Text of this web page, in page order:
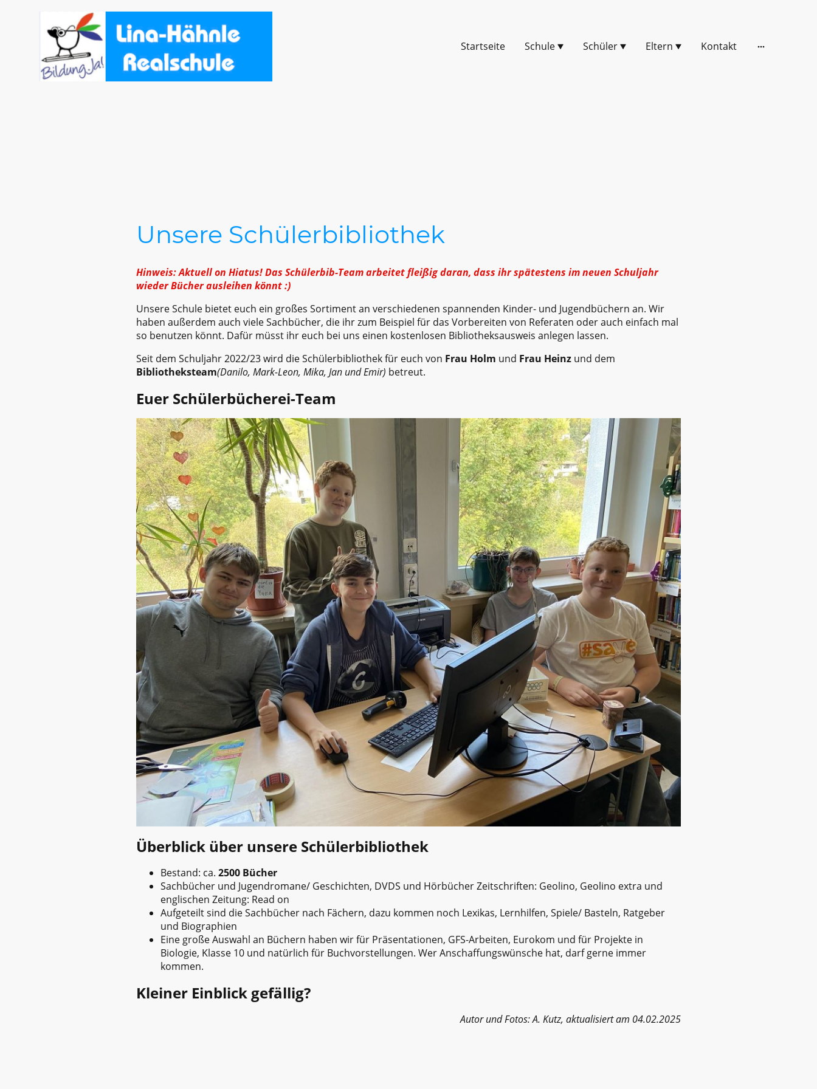
Startseite Schule Schüler Eltern Kontakt
Unsere Schülerbibliothek
Hinweis: Aktuell on Hiatus! Das Schülerbib-Team arbeitet fleißig daran, dass ihr spätestens im neuen Schuljahr
wieder Bücher ausleihen könnt :)
Unsere Schule bietet euch ein großes Sortiment an verschiedenen spannenden Kinder- und Jugendbüchern an. Wir
haben außerdem auch viele Sachbücher, die ihr zum Beispiel für das Vorbereiten von Referaten oder auch einfach mal
so benutzen könnt. Dafür müsst ihr euch bei uns einen kostenlosen Bibliotheksausweis anlegen lassen.
Seit dem Schuljahr 2022/23 wird die Schülerbibliothek für euch von Frau Holm und Frau Heinz und dem
Bibliotheksteam(Danilo, Mark-Leon, Mika, Jan und Emir) betreut.
Euer Schülerbücherei-Team
Überblick über unsere Schülerbibliothek
Bestand: ca. 2500 Bücher
Sachbücher und Jugendromane/ Geschichten, DVDS und Hörbücher Zeitschriften: Geolino, Geolino extra und
englischen Zeitung: Read on
Aufgeteilt sind die Sachbücher nach Fächern, dazu kommen noch Lexikas, Lernhilfen, Spiele/ Basteln, Ratgeber
und Biographien
Eine große Auswahl an Büchern haben wir für Präsentationen, GFS-Arbeiten, Eurokom und für Projekte in
Biologie, Klasse 10 und natürlich für Buchvorstellungen. Wer Anschaffungswünsche hat, darf gerne immer
kommen.
Kleiner Einblick gefällig?
Autor und Fotos: A. Kutz, aktualisiert am 04.02.2025